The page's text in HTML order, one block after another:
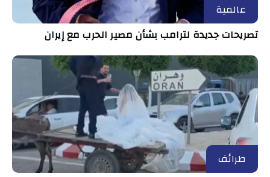
عالمية
تصريحات جديدة لترامب بشأن مصير الحرب مع إيران
طرائف